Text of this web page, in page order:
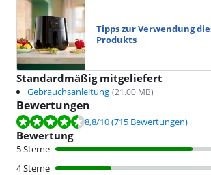
Tipps zur Verwendung
Produkts
Standardmäßig mitgeliefert
Gebrauchsanleitung (21.00 MB)
Bewertungen
Bewertet mit 8,8 von 10, basierend auf 715
8,8/10(715 Bewertungen)
Bewertung
5 Sterne
4 Sterne